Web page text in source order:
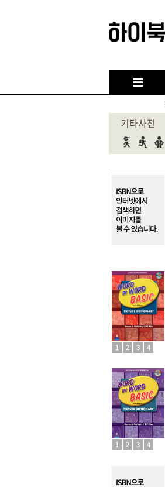
기타사전
1 2 3 4
1 2 3 4